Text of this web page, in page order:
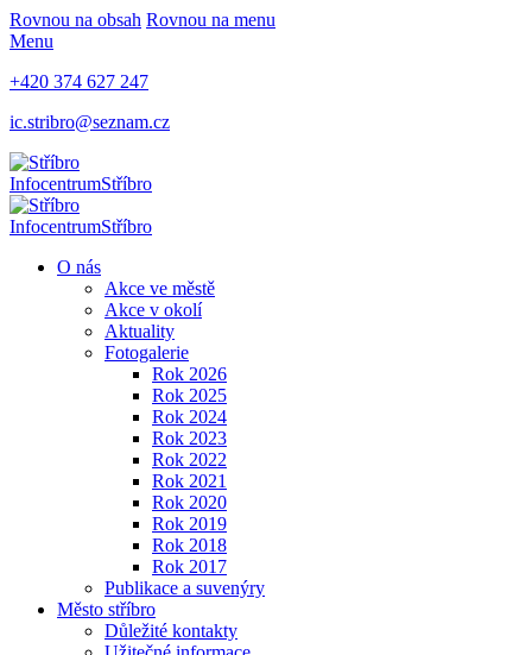
Rovnou na obsah Rovnou na menu
Menu
+420 374 627 247
ic.stribro@seznam.cz
InfocentrumStříbro
InfocentrumStříbro
O nás
Akce ve městě
Akce v okolí
Aktuality
Fotogalerie
Rok 2026
Rok 2025
Rok 2024
Rok 2023
Rok 2022
Rok 2021
Rok 2020
Rok 2019
Rok 2018
Rok 2017
Publikace a suvenýry
Město stříbro
Důležité kontakty